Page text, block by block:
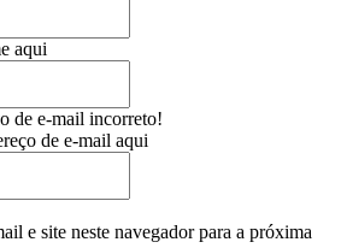
aqui
de e-mail incorreto!
de e-mail aqui
e site neste navegador para a próxima